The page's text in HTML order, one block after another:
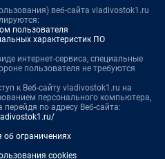
веб-сайта vladivostok1.ru
пользователя
характеристик ПО
интернет-сервиса, специальные
пользователя не требуются
к Веб-сайту vladivostok1.ru на
персонального компьютера,
по адресу Веб-сайта:
ограничениях
cookies